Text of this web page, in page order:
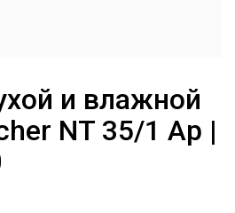
и влажной
NT 35/1 Ap |